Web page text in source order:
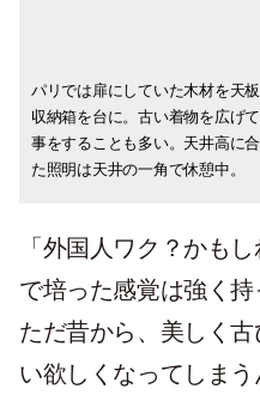
パリでは扉にしていた木材を天
収納箱を台に。古い着物を広げ
事をすることも多い。天井高に
た照明は天井の一角で休憩中。
食事をしたりくつろいだりのス
えばチェアもロココ、ミッドセ
ー、インダストリアルと多種が
「外国人ワク？かも
で培った感覚は強く持
ただ昔から、美しく
い欲しくなってしまう